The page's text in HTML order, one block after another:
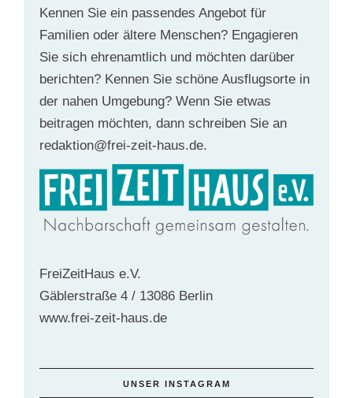
Kennen Sie ein passendes Angebot für
Familien oder ältere Menschen? Engagieren
Sie sich ehrenamtlich und möchten darüber
berichten? Kennen Sie schöne Ausflugsorte in
der nahen Umgebung? Wenn Sie etwas
beitragen möchten, dann schreiben Sie an
redaktion@frei-zeit-haus.de.
FreiZeitHaus e.V.
Gäblerstraße 4 / 13086 Berlin
www.frei-zeit-haus.de
UNSER INSTAGRAM